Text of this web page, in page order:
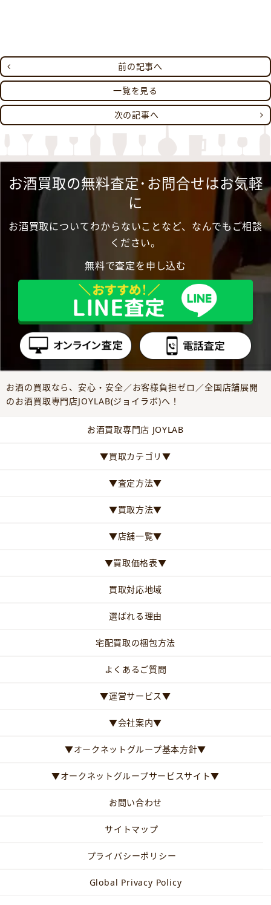
前の記事へ
一覧を見る
次の記事へ
お酒買取の無料査定･お問合せはお気軽
に
お酒買取についてわからないことなど、なんでもご相談
ください。
無料で査定を申し込む
お酒の買取なら、安心・安全／お客様負担ゼロ／全国店舗展開
のお酒買取専門店JOYLAB(ジョイラボ)へ！
お酒買取専門店 JOYLAB
▼買取カテゴリ▼
▼査定方法▼
▼買取方法▼
▼店舗一覧▼
▼買取価格表▼
買取対応地域
選ばれる理由
宅配買取の梱包方法
よくあるご質問
▼運営サービス▼
▼会社案内▼
▼オークネットグループ基本方針▼
▼オークネットグループサービスサイト▼
お問い合わせ
サイトマップ
プライバシーポリシー
Global Privacy Policy